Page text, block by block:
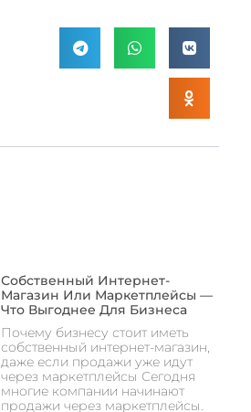
Собственный Интернет-
Магазин Или Маркетплейсы —
Что Выгоднее Для Бизнеса
Почему бизнесу стоит иметь
собственный интернет-магазин,
даже если продажи уже идут
через маркетплейсы Сегодня
многие компании начинают
продажи через маркетплейсы.